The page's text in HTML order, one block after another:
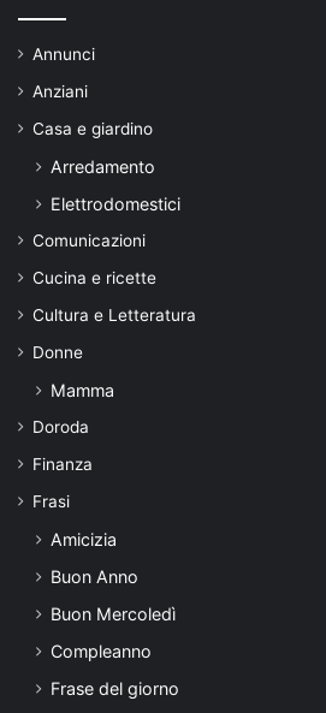
Annunci
Anziani
Casa e giardino
Arredamento
Elettrodomestici
Comunicazioni
Cucina e ricette
Cultura e Letteratura
Donne
Mamma
Doroda
Finanza
Frasi
Amicizia
Buon Anno
Buon Mercoledì
Compleanno
Frase del giorno